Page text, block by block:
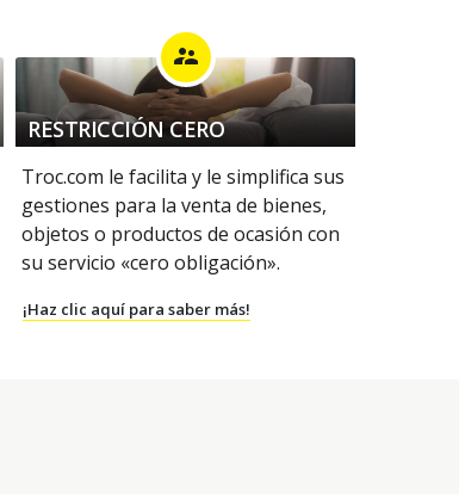
supervisor_account
RESTRICCIÓN CERO
Troc.com le facilita y le simplifica sus
gestiones para la venta de bienes,
objetos o productos de ocasión con
su servicio «cero obligación».
¡Haz clic aquí para saber más!